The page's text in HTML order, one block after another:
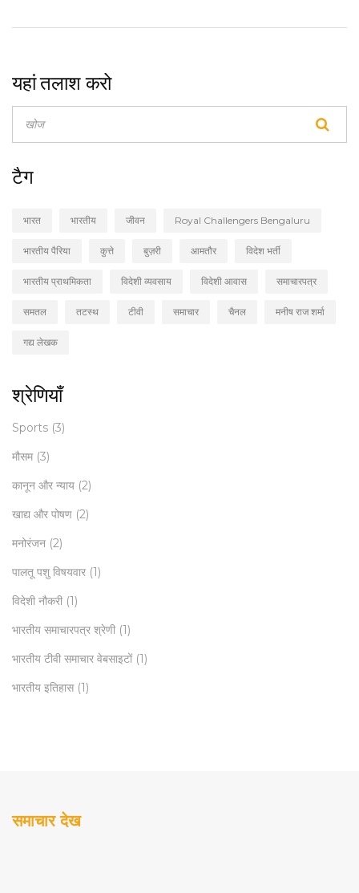
यहां तलाश करो
टैग
भारत भारतीय जीवन Royal Challengers Bengaluru
भारतीय पैरिया कुत्ते बुज़री आमतौर विदेश भर्ती
भारतीय प्राथमिकता विदेशी व्यवसाय विदेशी आवास समाचारपत्र
समतल तटस्थ टीवी समाचार चैनल मनीष राज शर्मा
गद्य लेखक
श्रेणियाँ
Sports (3)
मौसम (3)
कानून और न्याय (2)
खाद्य और पोषण (2)
मनोरंजन (2)
पालतू पशु विषयवार (1)
विदेशी नौकरी (1)
भारतीय समाचारपत्र श्रेणी (1)
भारतीय टीवी समाचार वेबसाइटों (1)
भारतीय इतिहास (1)
समाचार देख